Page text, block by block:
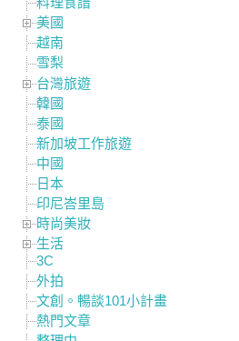
美國
越南
雪梨
台灣旅遊
韓國
泰國
新加坡工作旅遊
中國
日本
印尼峇里島
時尚美妝
生活
3C
外拍
文創。暢談101小計畫
熱門文章